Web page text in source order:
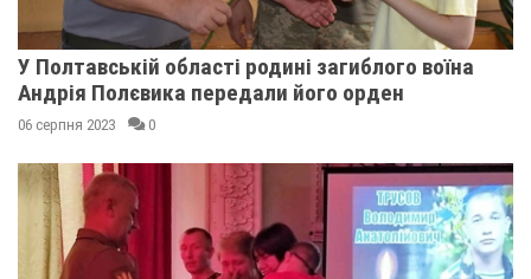
У Полтавській області родині загиблого воїна
Андрія Полєвика передали його орден
06 серпня 2023 0